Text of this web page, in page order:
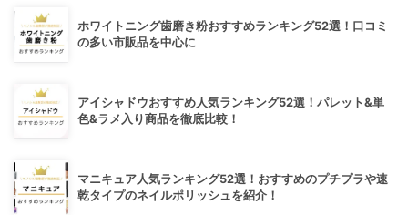
ホワイトニング歯磨き粉おすすめランキング52選！口コミ
の多い市販品を中心に
アイシャドウおすすめ人気ランキング52選！パレット&単
色&ラメ入り商品を徹底比較！
マニキュア人気ランキング52選！おすすめのプチプラや速
乾タイプのネイルポリッシュを紹介！